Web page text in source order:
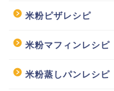
米粉ピザレシピ
米粉マフィンレシピ
米粉蒸しパンレシピ